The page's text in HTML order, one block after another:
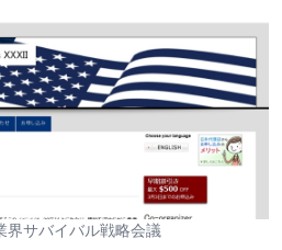
界サバイバル戦略会議